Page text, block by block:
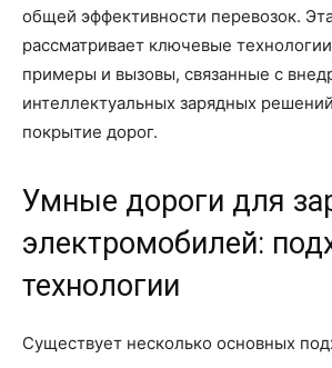
общей эффективности перевозок.
рассматривает ключевые
примеры и вызовы, связанные с
интеллектуальных зарядных
покрытие дорог.
Умные дороги для
электромобилей:
технологии
Существует несколько основных